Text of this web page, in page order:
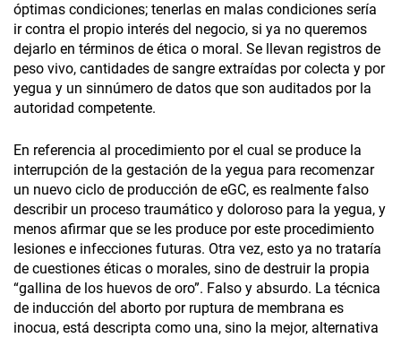
óptimas condiciones; tenerlas en malas condiciones sería
ir contra el propio interés del negocio, si ya no queremos
dejarlo en términos de ética o moral. Se llevan registros de
peso vivo, cantidades de sangre extraídas por colecta y por
yegua y un sinnúmero de datos que son auditados por la
autoridad competente.
En referencia al procedimiento por el cual se produce la
interrupción de la gestación de la yegua para recomenzar
un nuevo ciclo de producción de eGC, es realmente falso
describir un proceso traumático y doloroso para la yegua, y
menos afirmar que se les produce por este procedimiento
lesiones e infecciones futuras. Otra vez, esto ya no trataría
de cuestiones éticas o morales, sino de destruir la propia
“gallina de los huevos de oro”. Falso y absurdo. La técnica
de inducción del aborto por ruptura de membrana es
inocua, está descripta como una, sino la mejor, alternativa